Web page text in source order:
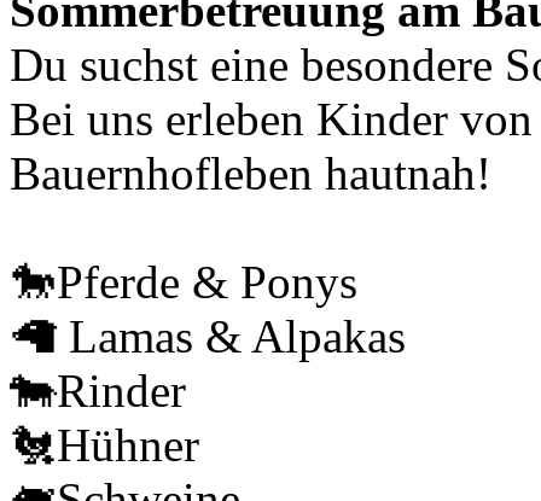
Sommerbetreuung am
Du suchst eine besondere
Bei uns erleben Kinder
Bauernhofleben hautnah!
🐎Pferde & Ponys
🦙 Lamas & Alpakas
🐄Rinder
🐔Hühner